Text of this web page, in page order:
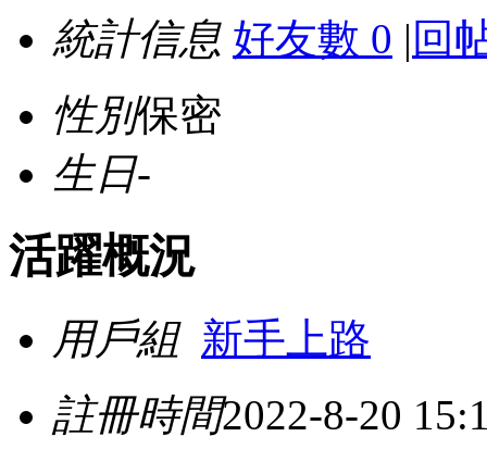
統計信息 好友數 0 | 回
性別保密
生日-
活躍概況
用戶組 新手上路
註冊時間2022-8-20